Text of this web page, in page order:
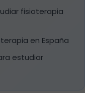
fisioterapia
en España
estudiar